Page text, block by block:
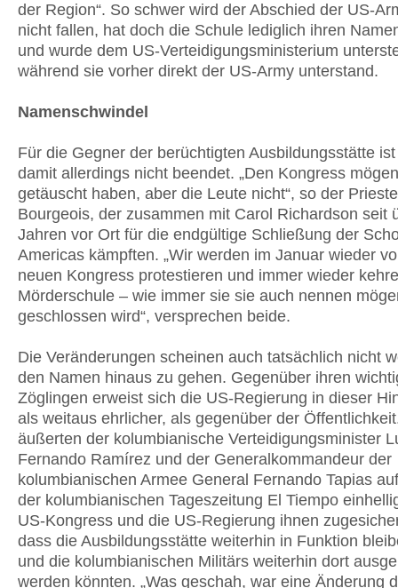
der Region“. So schwer wird der Abschied der US-
nicht fallen, hat doch die Schule lediglich ihren
und wurde dem US-Verteidigungsministerium
während sie vorher direkt der US-Army unterstand.
Namenschwindel
Für die Gegner der berüchtigten Ausbildungsstätte
damit allerdings nicht beendet. „Den Kongress
getäuscht haben, aber die Leute nicht“, so der
Bourgeois, der zusammen mit Carol Richardson seit
Jahren vor Ort für die endgültige Schließung der
Americas kämpften. „Wir werden im Januar wieder
neuen Kongress protestieren und immer wieder
Mörderschule – wie immer sie sie auch nennen
geschlossen wird“, versprechen beide.
Die Veränderungen scheinen auch tatsächlich nicht
den Namen hinaus zu gehen. Gegenüber ihren
Zöglingen erweist sich die US-Regierung in dieser
als weitaus ehrlicher, als gegenüber der
äußerten der kolumbianische Verteidigungsminister
Fernando Ramírez und der Generalkommandeur der
kolumbianischen Armee General Fernando Tapias
der kolumbianischen Tageszeitung El Tiempo
US-Kongress und die US-Regierung ihnen
dass die Ausbildungsstätte weiterhin in Funktion
und die kolumbianischen Militärs weiterhin dort
werden könnten. „Was geschah, war eine Änderung